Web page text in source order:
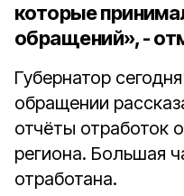
которые
обращений», -
Губернатор
обращении
отчёты отработок
региона. Большая
отработана.